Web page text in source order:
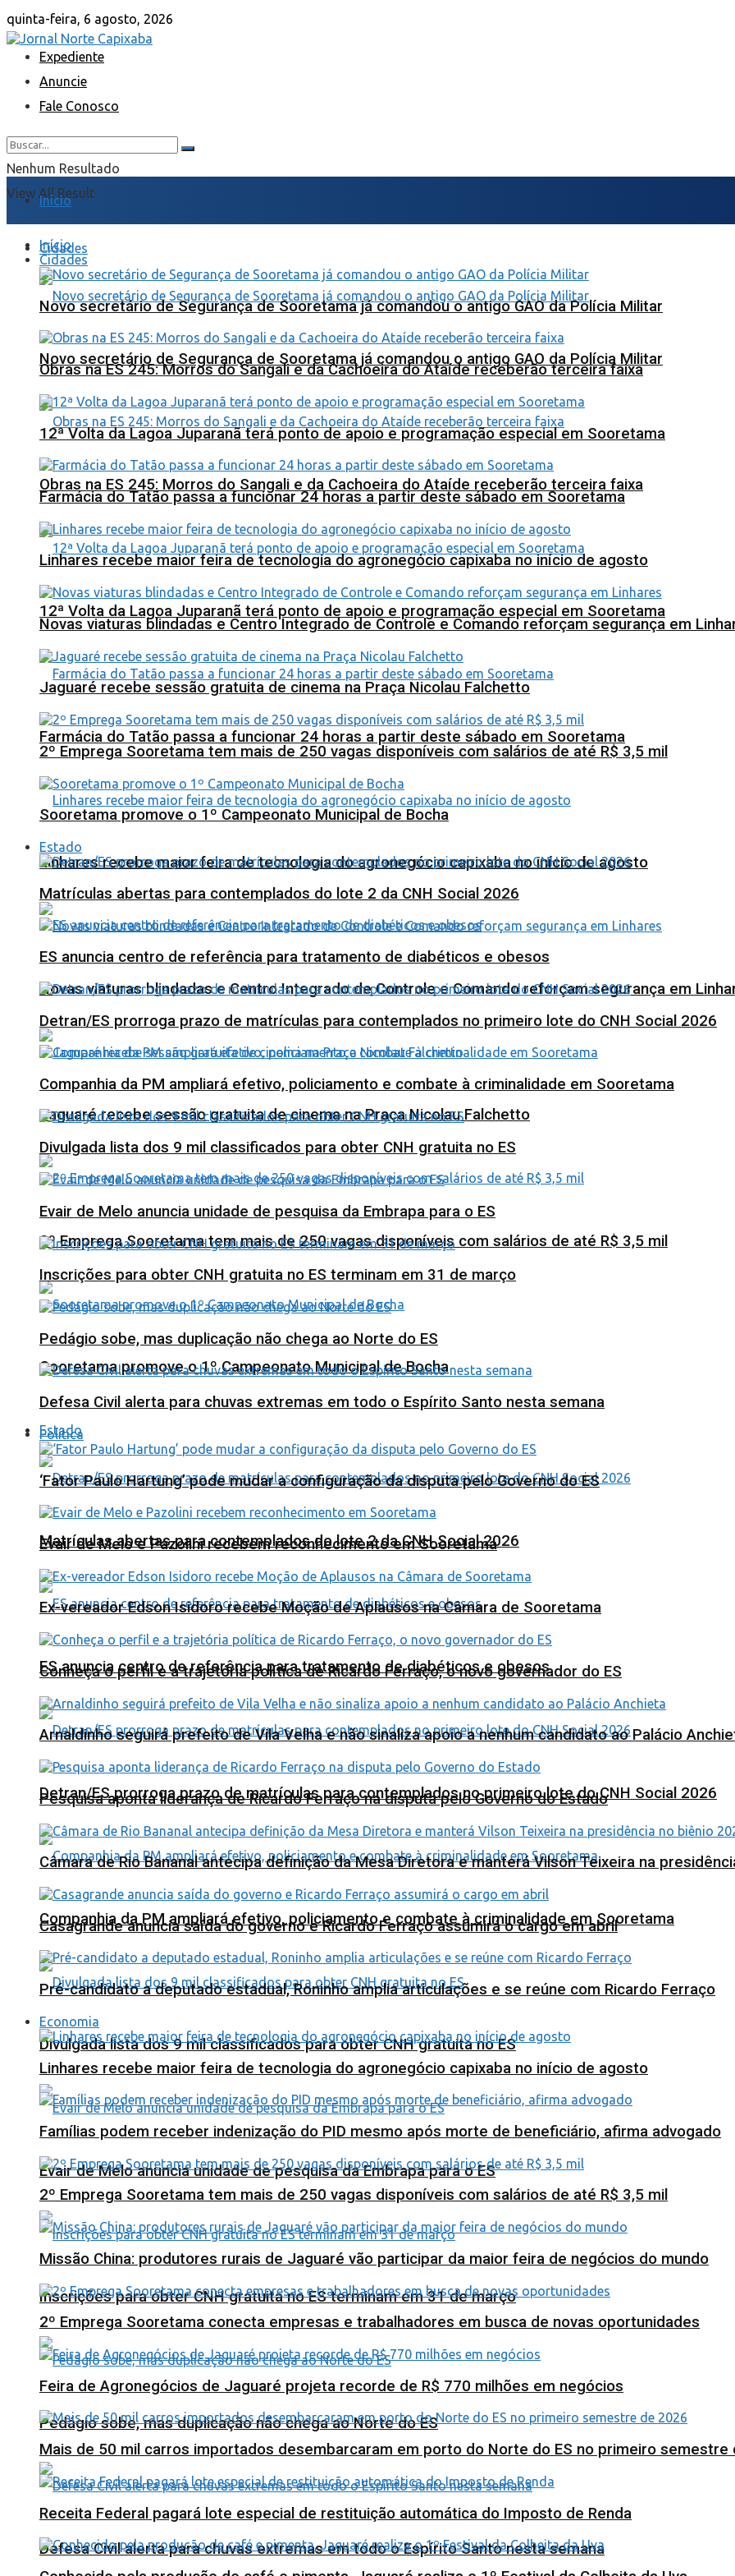
quinta-feira, 6 agosto, 2026
Expediente
Anuncie
Fale Conosco
Nenhum Resultado
View All Result
Início
Cidades
Novo secretário de Segurança de Sooretama já comandou o antigo GAO da Polícia Militar
Obras na ES 245: Morros do Sangali e da Cachoeira do Ataíde receberão terceira faixa
12ª Volta da Lagoa Juparanã terá ponto de apoio e programação especial em Sooretama
Farmácia do Tatão passa a funcionar 24 horas a partir deste sábado em Sooretama
Linhares recebe maior feira de tecnologia do agronegócio capixaba no início de agosto
Novas viaturas blindadas e Centro Integrado de Controle e Comando reforçam segurança em
Jaguaré recebe sessão gratuita de cinema na Praça Nicolau Falchetto
2º Emprega Sooretama tem mais de 250 vagas disponíveis com salários de até R$ 3,5 mil
Sooretama promove o 1º Campeonato Municipal de Bocha
Estado
Matrículas abertas para contemplados do lote 2 da CNH Social 2026
ES anuncia centro de referência para tratamento de diabéticos e obesos
Detran/ES prorroga prazo de matrículas para contemplados no primeiro lote do CNH Social 2026
Companhia da PM ampliará efetivo, policiamento e combate à criminalidade em Sooretama
Divulgada lista dos 9 mil classificados para obter CNH gratuita no ES
Evair de Melo anuncia unidade de pesquisa da Embrapa para o ES
Inscrições para obter CNH gratuita no ES terminam em 31 de março
Pedágio sobe, mas duplicação não chega ao Norte do ES
Defesa Civil alerta para chuvas extremas em todo o Espírito Santo nesta semana
Início
Cidades
Novo secretário de Segurança de Sooretama já comandou o antigo GAO da Polícia Militar
Obras na ES 245: Morros do Sangali e da Cachoeira do Ataíde receberão terceira faixa
12ª Volta da Lagoa Juparanã terá ponto de apoio e programação especial em Sooretama
Farmácia do Tatão passa a funcionar 24 horas a partir deste sábado em Sooretama
Linhares recebe maior feira de tecnologia do agronegócio capixaba no início de agosto
Novas viaturas blindadas e Centro Integrado de Controle e Comando reforçam segurança em
Jaguaré recebe sessão gratuita de cinema na Praça Nicolau Falchetto
2º Emprega Sooretama tem mais de 250 vagas disponíveis com salários de até R$ 3,5 mil
Sooretama promove o 1º Campeonato Municipal de Bocha
Estado
Matrículas abertas para contemplados do lote 2 da CNH Social 2026
ES anuncia centro de referência para tratamento de diabéticos e obesos
Detran/ES prorroga prazo de matrículas para contemplados no primeiro lote do CNH Social 2026
Companhia da PM ampliará efetivo, policiamento e combate à criminalidade em Sooretama
Divulgada lista dos 9 mil classificados para obter CNH gratuita no ES
Evair de Melo anuncia unidade de pesquisa da Embrapa para o ES
Inscrições para obter CNH gratuita no ES terminam em 31 de março
Pedágio sobe, mas duplicação não chega ao Norte do ES
Defesa Civil alerta para chuvas extremas em todo o Espírito Santo nesta semana
Política
‘Fator Paulo Hartung’ pode mudar a configuração da disputa pelo Governo do ES
Evair de Melo e Pazolini recebem reconhecimento em Sooretama
Ex-vereador Edson Isidoro recebe Moção de Aplausos na Câmara de Sooretama
Conheça o perfil e a trajetória política de Ricardo Ferraço, o novo governador do ES
Arnaldinho seguirá prefeito de Vila Velha e não sinaliza apoio a nenhum candidato ao Palácio
Pesquisa aponta liderança de Ricardo Ferraço na disputa pelo Governo do Estado
Câmara de Rio Bananal antecipa definição da Mesa Diretora e manterá Vilson Teixeira na
Casagrande anuncia saída do governo e Ricardo Ferraço assumirá o cargo em abril
Pré-candidato a deputado estadual, Roninho amplia articulações e se reúne com Ricardo Ferraço
Economia
Linhares recebe maior feira de tecnologia do agronegócio capixaba no início de agosto
Famílias podem receber indenização do PID mesmo após morte de beneficiário, afirma advogado
2º Emprega Sooretama tem mais de 250 vagas disponíveis com salários de até R$ 3,5 mil
Missão China: produtores rurais de Jaguaré vão participar da maior feira de negócios do mundo
2º Emprega Sooretama conecta empresas e trabalhadores em busca de novas oportunidades
Feira de Agronegócios de Jaguaré projeta recorde de R$ 770 milhões em negócios
Mais de 50 mil carros importados desembarcaram em porto do Norte do ES no primeiro semestre
Receita Federal pagará lote especial de restituição automática do Imposto de Renda